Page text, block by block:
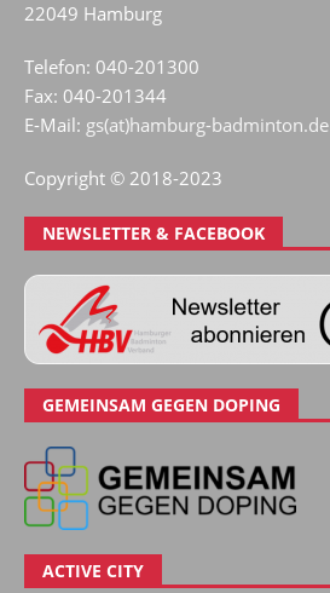
22049 Hamburg
Telefon: 040-201300
Fax: 040-201344
E-Mail: gs(at)hamburg-badminton.de
Copyright © 2018-2023
NEWSLETTER & FACEBOOK
GEMEINSAM GEGEN DOPING
ACTIVE CITY